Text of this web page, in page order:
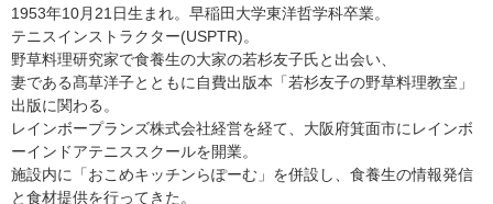
1953年10月21日生まれ。早稲田大学東洋哲学科卒業。
テニスインストラクター(USPTR)。
野草料理研究家で食養生の大家の若杉友子氏と出会い、
妻である髙草洋子とともに自費出版本「若杉友子の野草料理教室」
出版に関わる。
レインボープランズ株式会社経営を経て、大阪府箕面市にレインボ
ーインドアテニススクールを開業。
施設内に「おこめキッチンらぽーむ」を併設し、食養生の情報発信
と食材提供を行ってきた。